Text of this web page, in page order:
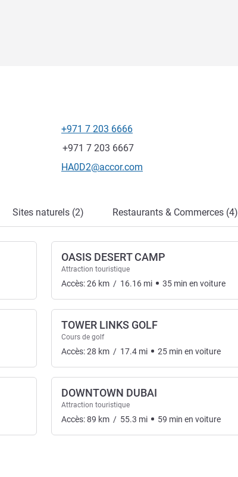
Téléphone
+971 7 203 6666
Fax
+971 7 203 6667
Email de contact
HA0D2@accor.com
Sites naturels (2) Restaurants & Commerces (4)
OASIS DESERT CAMP
Attraction touristique
Accès:26 km / 16.16 mi 35 min en voiture
TOWER LINKS GOLF
Cours de golf
Accès:28 km / 17.4 mi 25 min en voiture
DOWNTOWN DUBAI
Attraction touristique
Accès:89 km / 55.3 mi 59 min en voiture